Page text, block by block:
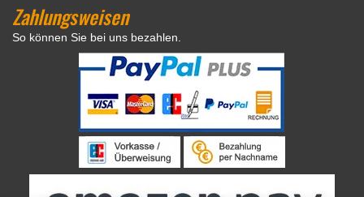
Zahlungsweisen
So können Sie bei uns bezahlen.